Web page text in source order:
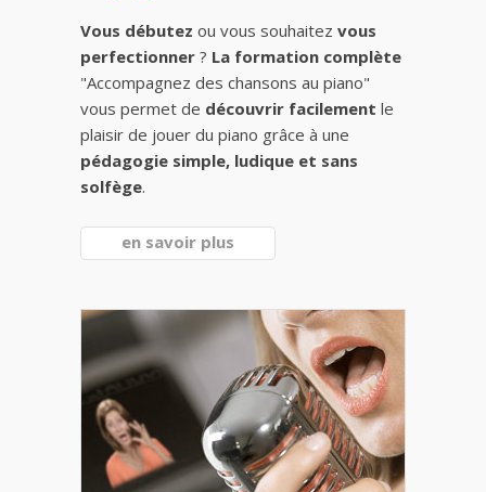
Vous débutez ou vous souhaitez vous
perfectionner ? La formation complète
"Accompagnez des chansons au piano"
vous permet de découvrir facilement le
plaisir de jouer du piano grâce à une
pédagogie simple, ludique et sans
solfège.
en savoir plus